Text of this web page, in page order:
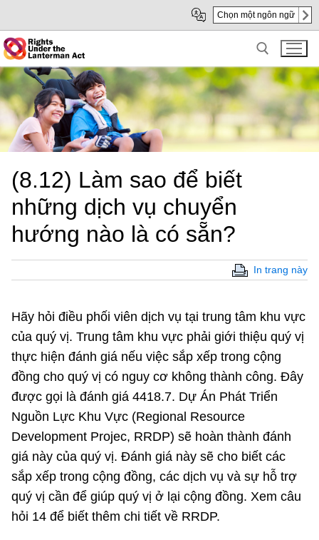
Main
Content
sub
navigation
Chọn một ngôn ngữ
Search for:
(8.12) Làm sao để biết
những dịch vụ chuyển
hướng nào là có sẵn?
In trang này
Hãy hỏi điều phối viên dịch vụ tại trung tâm khu vực
của quý vị. Trung tâm khu vực phải giới thiệu quý vị
thực hiện đánh giá nếu việc sắp xếp trong cộng
đồng cho quý vị có nguy cơ không thành công. Đây
được gọi là đánh giá 4418.7. Dự Án Phát Triển
Nguồn Lực Khu Vực (Regional Resource
Development Projec, RRDP) sẽ hoàn thành đánh
giá này của quý vị. Đánh giá này sẽ cho biết các
sắp xếp trong cộng đồng, các dịch vụ và sự hỗ trợ
quý vị cần để giúp quý vị ở lại cộng đồng. Xem câu
hỏi 14 để biết thêm chi tiết về RRDP.